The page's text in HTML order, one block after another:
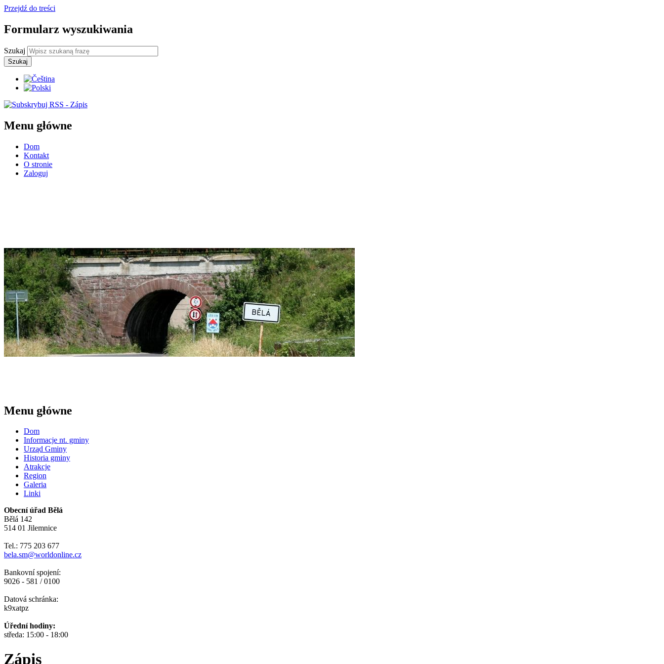
Przejdź do treści
Formularz wyszukiwania
Szukaj
Menu główne
Dom
Kontakt
O stronie
Zaloguj
Menu główne
Dom
Informacje nt. gminy
Urząd Gminy
Historia gminy
Atrakcje
Region
Galeria
Linki
Obecní úřad Bělá
Bělá 142
514 01 Jilemnice
Tel.: 775 203 677
bela.sm@worldonline.cz
Bankovní spojení:
9026 - 581 / 0100
Datová schránka:
k9xatpz
Úřední hodiny:
středa: 15:00 - 18:00
Zápis